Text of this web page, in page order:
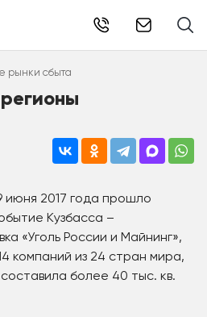
рынки сбыта
июня 2017 года прошло
Кузбасса –
«Уголь России и Майнинг»,
компаний из 24 стран мира,
более 40 тыс. кв.